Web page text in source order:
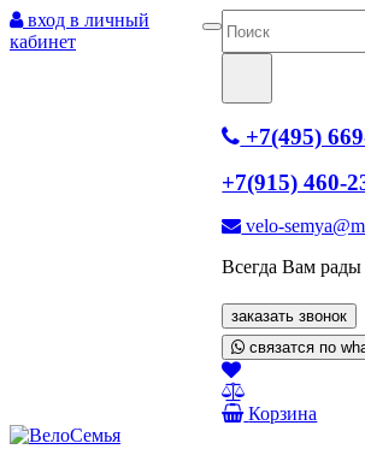
вход в личный
кабинет
+7(495)
+7(915) 460-
velo-
Всегда Вам рады
заказать звонок
связатся по
Корзина